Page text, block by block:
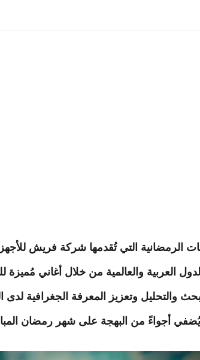
التي تُقدمها شركة فريش للأجهزة
العربية والعالمية من خلال أغاني مُميزة
والتحليل وتعزيز المعرفة الجغرافية
يُضفي أجواءً من البهجة على شهر رمضان